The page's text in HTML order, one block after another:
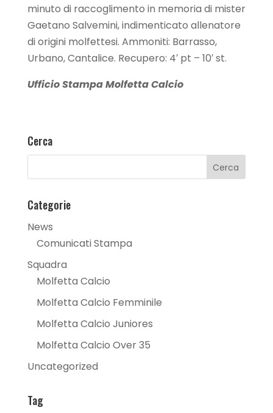
minuto di raccoglimento in memoria di mister
Gaetano Salvemini, indimenticato allenatore
di origini molfettesi. Ammoniti: Barrasso,
Urbano, Cantalice. Recupero: 4′ pt – 10′ st.
Ufficio Stampa Molfetta Calcio
Cerca
Categorie
News
Comunicati Stampa
Squadra
Molfetta Calcio
Molfetta Calcio Femminile
Molfetta Calcio Juniores
Molfetta Calcio Over 35
Uncategorized
Tag